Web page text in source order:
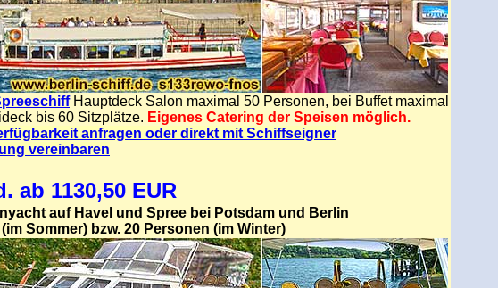
Hauptdeck Salon maximal 50 Personen, bei Buffet maximal
bis 60 Sitzplätze. Eigenes Catering der Speisen möglich.
anfragen oder direkt mit Schiffseigner
vereinbaren
ab 1130,50 EUR
auf Havel und Spree bei Potsdam und Berlin
Sommer) bzw. 20 Personen (im Winter)